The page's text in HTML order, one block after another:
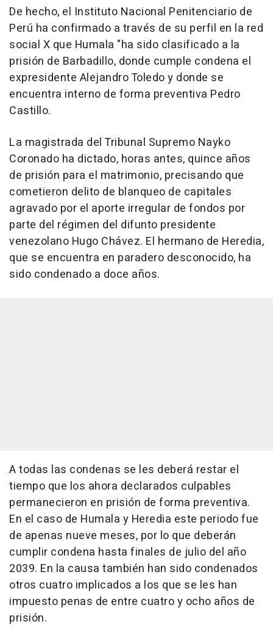
De hecho, el Instituto Nacional Penitenciario de
Perú ha confirmado a través de su perfil en la red
social X que Humala "ha sido clasificado a la
prisión de Barbadillo, donde cumple condena el
expresidente Alejandro Toledo y donde se
encuentra interno de forma preventiva Pedro
Castillo.
La magistrada del Tribunal Supremo Nayko
Coronado ha dictado, horas antes, quince años
de prisión para el matrimonio, precisando que
cometieron delito de blanqueo de capitales
agravado por el aporte irregular de fondos por
parte del régimen del difunto presidente
venezolano Hugo Chávez. El hermano de Heredia,
que se encuentra en paradero desconocido, ha
sido condenado a doce años.
A todas las condenas se les deberá restar el
tiempo que los ahora declarados culpables
permanecieron en prisión de forma preventiva.
En el caso de Humala y Heredia este periodo fue
de apenas nueve meses, por lo que deberán
cumplir condena hasta finales de julio del año
2039. En la causa también han sido condenados
otros cuatro implicados a los que se les han
impuesto penas de entre cuatro y ocho años de
prisión.